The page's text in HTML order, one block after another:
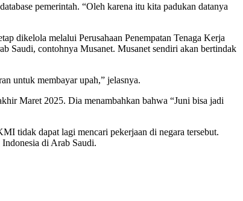
pemerintah. “Oleh karena itu kita padukan datanya
dikelola melalui Perusahaan Penempatan Tenaga Kerja
Saudi, contohnya Musanet. Musanet sendiri akan bertindak
untuk membayar upah,” jelasnya.
Maret 2025. Dia menambahkan bahwa “Juni bisa jadi
tidak dapat lagi mencari pekerjaan di negara tersebut.
di Arab Saudi.